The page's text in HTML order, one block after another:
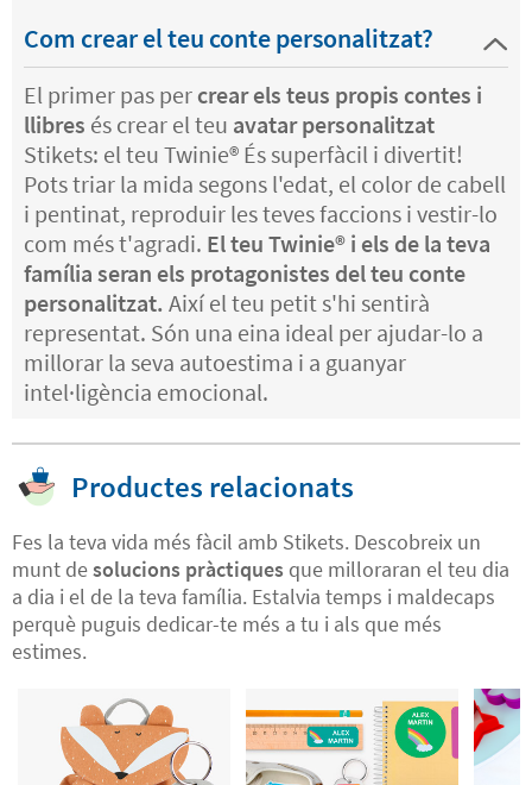
Com crear el teu conte personalitzat?
El primer pas per crear els teus propis contes i
llibres és crear el teu avatar personalitzat
Stikets: el teu Twinie®️ És superfàcil i divertit!
Pots triar la mida segons l'edat, el color de cabell
i pentinat, reproduir les teves faccions i vestir-lo
com més t'agradi. El teu Twinie®️ i els de la teva
família seran els protagonistes del teu conte
personalitzat. Així el teu petit s'hi sentirà
representat. Són una eina ideal per ajudar-lo a
millorar la seva autoestima i a guanyar
intel·ligència emocional.
Productes relacionats
Fes la teva vida més fàcil amb Stikets. Descobreix un
munt desolucions pràctiques que milloraran el teu dia
a dia i el de la teva família. Estalvia temps i maldecaps
perquè puguis dedicar-te més a tu i als que més
estimes.